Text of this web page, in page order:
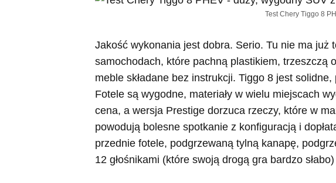
Test Chery Tiggo 8
Jakość wykonania jest dobra. Serio. Tu nie ma już
samochodach, które pachną plastikiem, trzeszczą
meble składane bez instrukcji. Tiggo 8 jest
Fotele są wygodne, materiały w wielu miejscach
cena, a wersja Prestige dorzuca rzeczy, które w
powodują bolesne spotkanie z konfiguracją i
przednie fotele, podgrzewaną tylną kanapę,
12 głośnikami (które swoją drogą gra bardzo